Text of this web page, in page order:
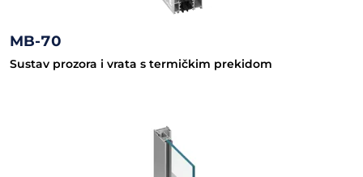
MB-70
Sustav prozora i vrata s termičkim prekidom